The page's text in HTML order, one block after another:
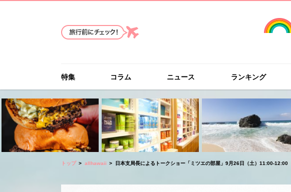
特集 コラム ニュース ランキング
トップ allhawaii 日本支局長によるトークショー「ミツエの部屋」9月26日（土）11:00-12:00